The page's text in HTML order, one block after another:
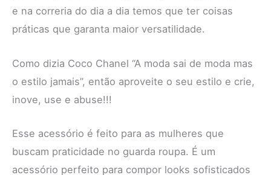
e na correria do dia a dia temos que ter coisas
práticas que garanta maior versatilidade.
Como dizia Coco Chanel “A moda sai de moda mas
o estilo jamais”, então aproveite o seu estilo e crie,
inove, use e abuse!!!
Esse acessório é feito para as mulheres que
buscam praticidade no guarda roupa. É um
acessório perfeito para compor looks sofisticados